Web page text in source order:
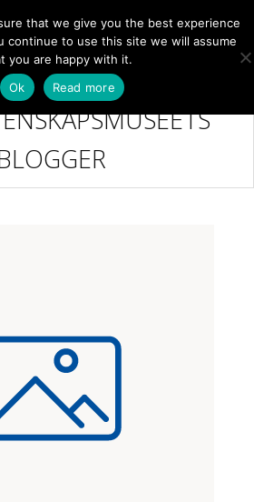
MENY NB
that we give you the best experience
continue to use this site we will assume
you are happy with it.
Ok
Read more